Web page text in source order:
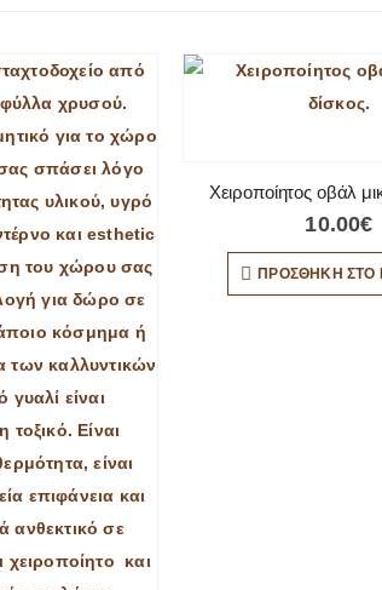
Χειροποίητος οβάλ
10.00€
ΠΡΟΣΘΉΚΗ ΣΤΟ